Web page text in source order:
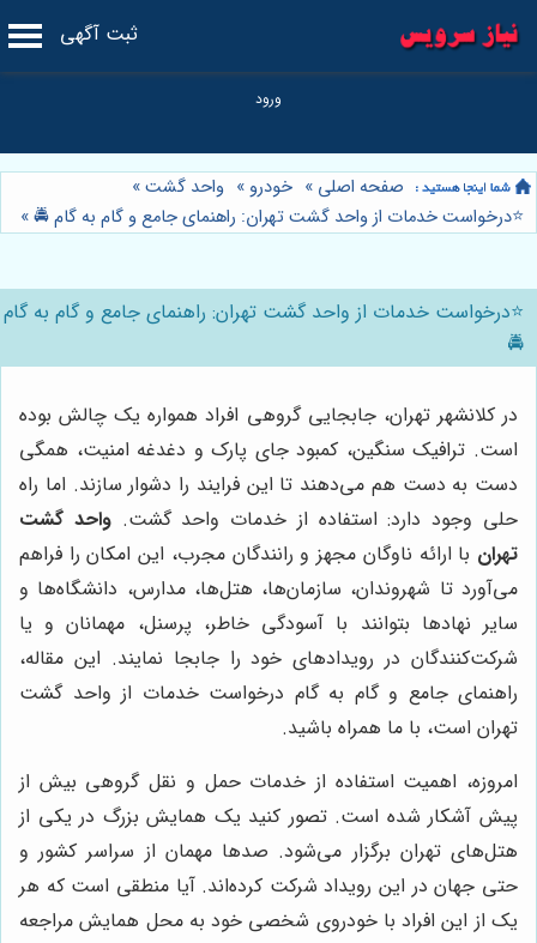
ثبت آگهی
صفحه اصلی » خودرو » واحد گشت»
⭐️درخواست خدمات از واحد گشت تهران: راهنمای جامع و گام به گام 🚔»
⭐️درخواست خدمات از واحد گشت تهران: راهنمای جامع و گام به گام
🚔
در کلانشهر تهران، جابجایی گروهی افراد همواره یک چالش بوده
است. ترافیک سنگین، کمبود جای پارک و دغدغه امنیت، همگی
دست به دست هم می‌دهند تا این فرایند را دشوار سازند. اما راه
حلی وجود دارد: استفاده از خدمات واحد گشت.واحد گشت
تهران با ارائه ناوگان مجهز و رانندگان مجرب، این امکان را فراهم
می‌آورد تا شهروندان، سازمان‌ها، هتل‌ها، مدارس، دانشگاه‌ها و
سایر نهادها بتوانند با آسودگی خاطر، پرسنل، مهمانان و یا
شرکت‌کنندگان در رویدادهای خود را جابجا نمایند. این مقاله،
راهنمای جامع و گام به گام درخواست خدمات از واحد گشت
تهران است، با ما همراه باشید.
امروزه، اهمیت استفاده از خدمات حمل و نقل گروهی بیش از
پیش آشکار شده است. تصور کنید یک همایش بزرگ در یکی از
هتل‌های تهران برگزار می‌شود. صدها مهمان از سراسر کشور و
حتی جهان در این رویداد شرکت کرده‌اند. آیا منطقی است که هر
یک از این افراد با خودروی شخصی خود به محل همایش مراجعه